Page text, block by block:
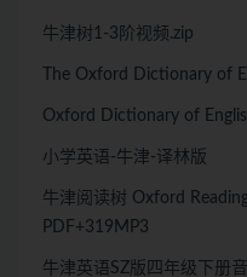
牛津树1-3阶视频.zip
The Oxford Dictionary of
Oxford Dictionary of
小学英语-牛津-译林版
牛津阅读树 Oxford
PDF+319MP3
牛津英语SZ版四年级下册